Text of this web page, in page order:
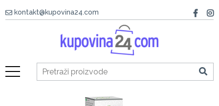
kontakt@kupovina24.com